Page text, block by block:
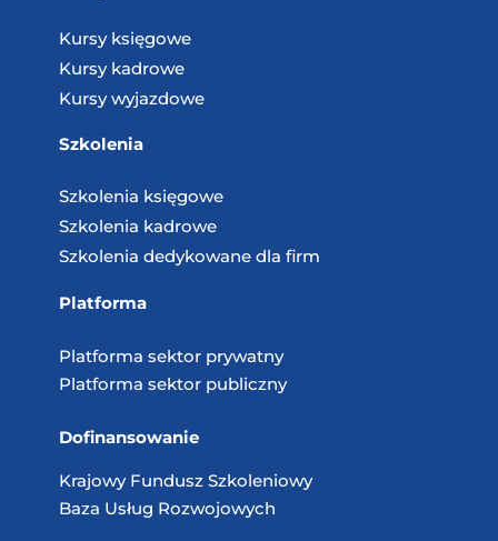
Kursy księgowe
Kursy kadrowe
Kursy wyjazdowe
Szkolenia
Szkolenia księgowe
Szkolenia kadrowe
Szkolenia dedykowane dla firm
Platforma
Platforma sektor prywatny
Platforma sektor publiczny
Dofinansowanie
Krajowy Fundusz Szkoleniowy
Baza Usług Rozwojowych